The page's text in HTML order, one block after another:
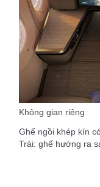
Không gian riêng
Ghế ngồi khép kín
Trái: ghế hướng ra